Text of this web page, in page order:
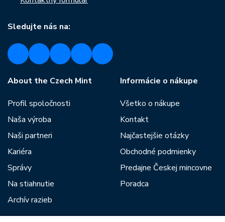
Sledujte nás na:
About the Czech Mint
Profil spoločnosti
Naša výroba
Naši partneri
Kariéra
Správy
Na stiahnutie
Archív razieb
Informácie o nákupe
Všetko o nákupe
Kontakt
Najčastejšie otázky
Obchodné podmienky
Predajne Českej mincovne
Poradca